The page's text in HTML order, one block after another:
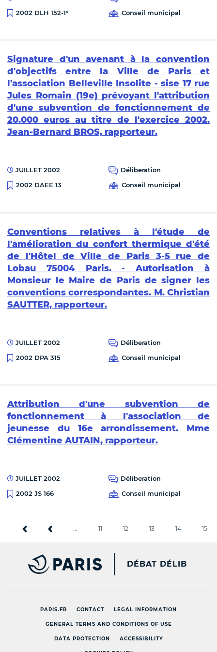
2002 DLH 152-1°
Conseil municipal
Signature d'un avenant à la convention
d'objectifs entre la Ville de Paris et
l'association Belleville Insolite - sise 17 rue
Jules Romain (19e) prévoyant l'attribution
d'une subvention de fonctionnement de
20.000 euros au titre de l'exercice 2002.
Jean-Bernard BROS, rapporteur.
JUILLET 2002
Déliberation
2002 DAEE 13
Conseil municipal
Conventions relatives à l'étude de
l'amélioration du confort thermique d'été
de l'Hôtel de Ville de Paris 3-5 rue de
Lobau 75004 Paris. - Autorisation à
Monsieur le Maire de Paris de signer les
conventions correspondantes. M. Christian
SAUTTER, rapporteur.
JUILLET 2002
Déliberation
2002 DPA 315
Conseil municipal
Attribution d'une subvention de
fonctionnement à l'association de
jeunesse du 16e arrondissement. Mme
Clémentine AUTAIN, rapporteur.
JUILLET 2002
Déliberation
2002 JS 166
Conseil municipal
... 11 12 13 14 15
PARIS.FR [NEW
DÉBAT DÉLIB
PARIS.FR CONTACT LEGAL INFORMATION
GENERAL TERMS AND CONDITIONS OF USE
DATA PROTECTION ACCESSIBILITY